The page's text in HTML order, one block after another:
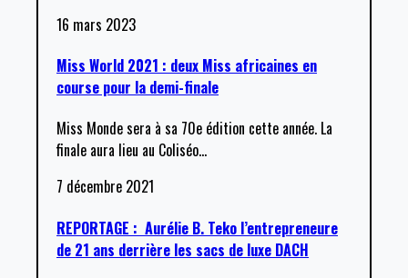
16 mars 2023
Miss World 2021 : deux Miss africaines en
course pour la demi-finale
Miss Monde sera à sa 70e édition cette année. La
finale aura lieu au Coliséo…
7 décembre 2021
REPORTAGE : Aurélie B. Teko l’entrepreneure
de 21 ans derrière les sacs de luxe DACH